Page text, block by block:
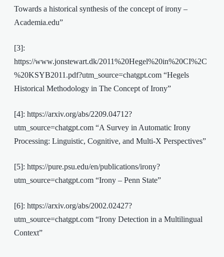
Towards a historical synthesis of the concept of irony –
Academia.edu”
[3]:
https://www.jonstewart.dk/2011%20Hegel%20in%20CI%2C
%20KSYB2011.pdf?utm_source=chatgpt.com “Hegels
Historical Methodology in The Concept of Irony”
[4]: https://arxiv.org/abs/2209.04712?
utm_source=chatgpt.com “A Survey in Automatic Irony
Processing: Linguistic, Cognitive, and Multi-X Perspectives”
[5]: https://pure.psu.edu/en/publications/irony?
utm_source=chatgpt.com “Irony – Penn State”
[6]: https://arxiv.org/abs/2002.02427?
utm_source=chatgpt.com “Irony Detection in a Multilingual
Context”